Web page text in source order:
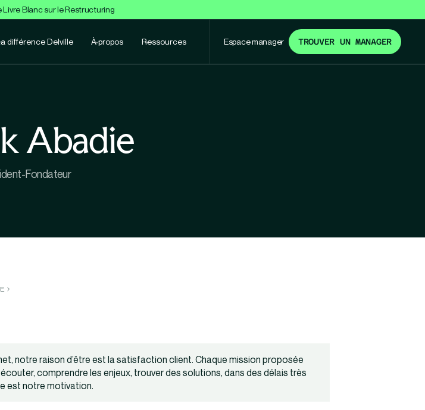
Blanc sur le Restructuring
différence Delville À propos Ressources Espace manager TROUVER UN MANAGER
Abadie
Fondateur
notre raison d’être est la satisfaction client. Chaque mission proposée
comprendre les enjeux, trouver des solutions, dans des délais très
est notre motivation.